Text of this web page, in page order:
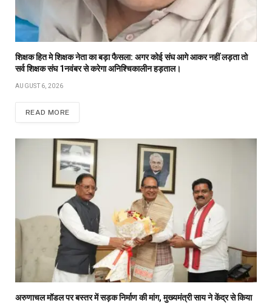
शिक्षक हित मे शिक्षक नेता का बड़ा फैसला: अगर कोई संघ आगे आकर नहीं लड़ता तो
सर्व शिक्षक संघ 1नवंबर से करेगा अनिश्चिकालीन हड़ताल।
AUGUST 6, 2026
READ MORE
अरुणाचल मॉडल पर बस्तर में सड़क निर्माण की मांग, मुख्यमंत्री साय ने केंद्र से किया